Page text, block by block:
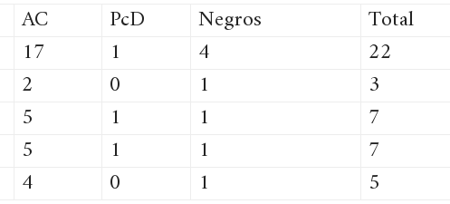
AC PcD Negros
Total
17 1 4
22
2 0 1
3
5 1 1
7
5 1 1
7
4 0 1 5